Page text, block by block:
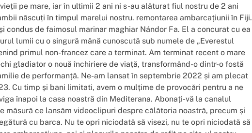
pe mare, iar în ultimii 2 ani ni s-au alăturat fiul nostru de 2 ani
născuți în timpul marelui nostru. remontarea ambarcațiunii în Fiji.
de faimosul marinar maghiar Nándor Fa. El a concurat cu ea
lumii cu o singură mână cunoscută sub numele de „Everestul
primul non-francez care a terminat. Am terminat recent o mare
gladiator o nouă închiriere de viață, transformând-o dintr-o fostă
de performanță. Ne-am lansat în septembrie 2022 și am plecat
Cu timp și bani limitati, avem o mulțime de provocări pentru a ne
înapoi la casa noastră din Mediterana. Abonați-vă la canalul
măsură ce lansăm videoclipuri despre călătoria noastră, precum și
cu barca. Nu te opri niciodată să visezi, nu te opri niciodată să